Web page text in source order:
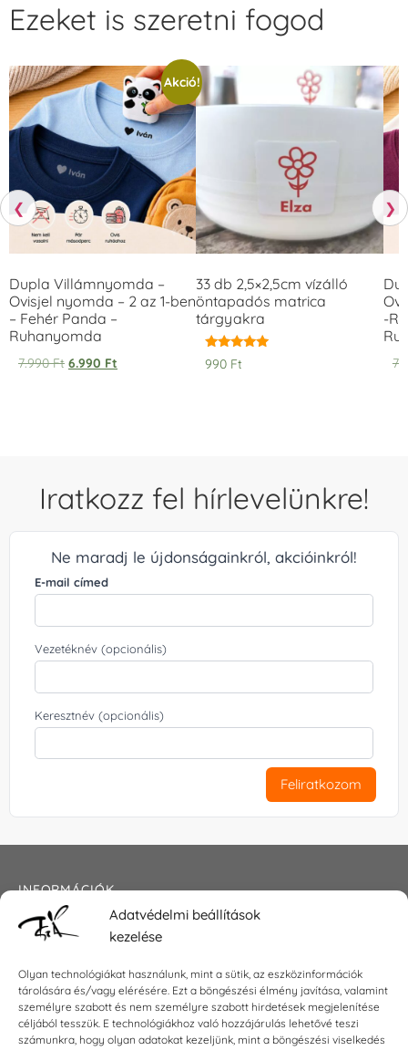
Adatvédelmi beállítások
kezelése
Olyan technológiákat használunk, mint a sütik, az eszközinformációk
tárolására és/vagy elérésére. Ezt a böngészési élmény javítása, valamint
személyre szabott és nem személyre szabott hirdetések megjelenítése
céljából tesszük. E technológiákhoz való hozzájárulás lehetővé teszi
számunkra, hogy olyan adatokat kezeljünk, mint a böngészési viselkedés
❮
Ezeket is szeretni fogod
Akció!
Dupla Villámnyomda –
Ovisjel nyomda – 2 az 1-ben
– Fehér Panda –
Ruhanyomda
7.990Ft 6.990 Ft
33 db 2,5×2,5cm vízálló
öntapadós matrica
tárgyakra
Értékelés:
5.00
990 Ft
-
❯
Iratkozz fel hírlevelünkre!
Ne maradj le újdonságainkról, akcióinkról!
E-mail címed
Vezetéknév (opcionális)
Keresztnév (opcionális)
Feliratkozom
INFORMÁCIÓK
Általános szerződési feltételek
Impresszum
KAPCSOLAT